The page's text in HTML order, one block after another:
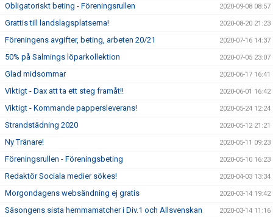
Obligatoriskt beting - Föreningsrullen 2020-09-08 08:57
Grattis till landslagsplatserna! 2020-08-20 21:23
Föreningens avgifter, beting, arbeten 20/21 2020-07-16 14:37
50% på Salmings löparkollektion 2020-07-05 23:07
Glad midsommar 2020-06-17 16:41
Viktigt - Dax att ta ett steg framåt!! 2020-06-01 16:42
Viktigt - Kommande pappersleverans! 2020-05-24 12:24
Strandstädning 2020 2020-05-12 21:21
Ny Tränare! 2020-05-11 09:23
Föreningsrullen - Föreningsbeting 2020-05-10 16:23
Redaktör Sociala medier sökes! 2020-04-03 13:34
Morgondagens websändning ej gratis 2020-03-14 19:42
Säsongens sista hemmamatcher i Div.1 och Allsvenskan 2020-03-14 11:16